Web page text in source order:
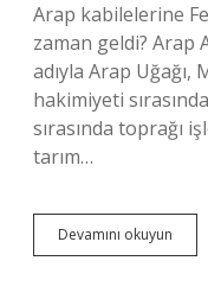
Arap kabilelerine
zaman geldi? Arap
adıyla Arap Uğağı,
hakimiyeti
sırasında toprağı
tarım…
Devamını okuyun
Hangi